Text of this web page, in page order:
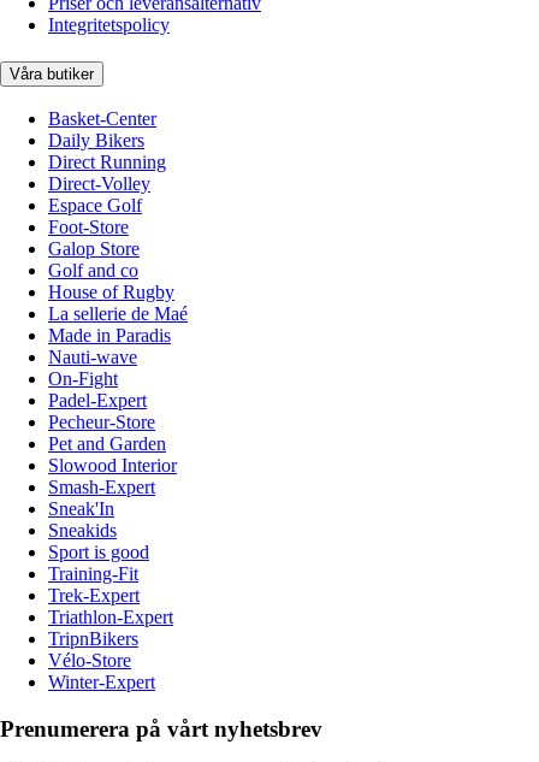
Integritetspolicy
Våra butiker
Basket-Center
Daily Bikers
Direct Running
Direct-Volley
Espace Golf
Foot-Store
Galop Store
Golf and co
House of Rugby
La sellerie de Maé
Made in Paradis
Nauti-wave
On-Fight
Padel-Expert
Pecheur-Store
Pet and Garden
Slowood Interior
Smash-Expert
Sneak'In
Sneakids
Sport is good
Training-Fit
Trek-Expert
Triathlon-Expert
TripnBikers
Vélo-Store
Winter-Expert
Prenumerera på vårt nyhetsbrev